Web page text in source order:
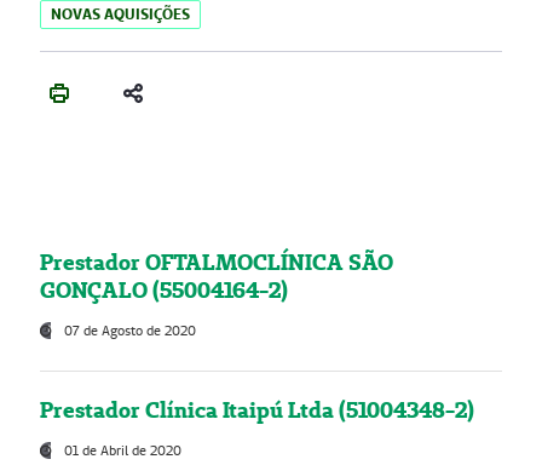
NOVAS AQUISIÇÕES
Prestador OFTALMOCLÍNICA SÃO
GONÇALO (55004164-2)
07 de Agosto de 2020
Prestador Clínica Itaipú Ltda (51004348-2)
01 de Abril de 2020